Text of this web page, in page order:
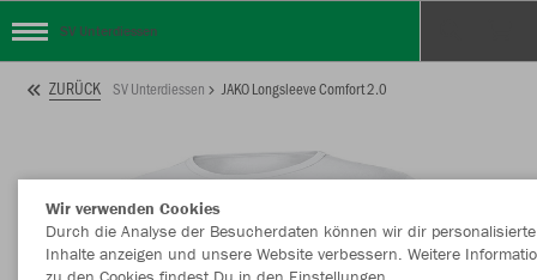
SV Unterdiessen
ZURÜCK SV Unterdiessen JAKO Longsleeve Comfort 2.0
Wir verwenden Cookies
Durch die Analyse der Besucherdaten können wir dir personalisierte
Inhalte anzeigen und unsere Website verbessern. Weitere